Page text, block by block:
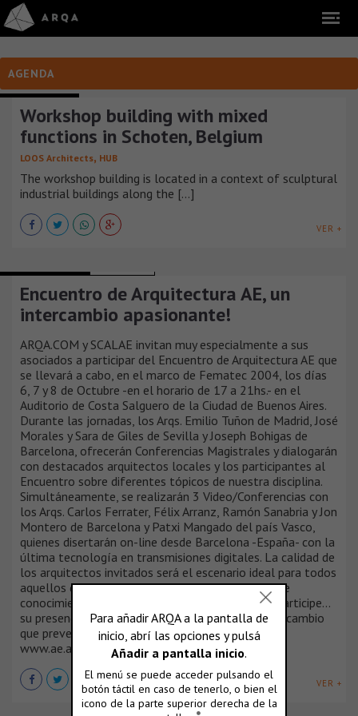
AGENDA
ARCHITECTURE
Workshop building with mixed
functions in Schoten, Belgium
LOOS Architects, HUB
The workshop building is located in a context of sculptural
indu­strial buildings along the [...]
VER +
Encuentro de Arquitectura AE, un
intercambio apasionante!
ARQA.COM y SCALAE invitan muy especialmente a sus
asociados a participar del Encuentro de Arquitectura AE que
se llevará a cabo, en el marco de Fematec 2004, los días
6, 7 y 8 de Octubre -en el horario de 17 a 21hs.- en el
Auditorio de Costa Salguero de la Ciudad de Buenos Aires.
Durante las jornadas, los Arqs. Emilio Tuñon de Madrid, José
Morales y Sara de Giles de Sevilla y Joseph Bohigas de
Barcelona, ofrecerán Conferencias Magistrales y dialogarán
con destacados arquitectos locales y los participantes al
Encuentro sobre diferentes tópicos de nuestra disciplina.
Simultáneamente, se realizarán 3 Video/Conferencias con
los Arqs. Carlos Ferrater, Félix Arranz, Ramón Sanabria y Jon
Montero de Barcelona y Patxi Mangado del país Vasco,
quienes disertarán on-line desde Barcelona -España- con la
última tecnología en transmisiones digitales. La calidad de
los arquitectos invitados será el escenario ideal para todos
aquellos que deseamos participar de un diálogo de
conocimiento y aprendizaje mutuo. Suscríbase y participe...
su presencia e ideas ayudarán a jerarquizar el intercambio
que prevemos será apasionante! Ingrese a
www.ae.arqa.com !
VER +